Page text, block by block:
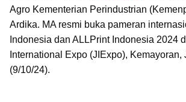
Agro Kementerian Perindustrian
Ardika. MA resmi buka pameran
Indonesia dan ALLPrint Indonesia 2024
International Expo (JIExpo), Kemayoran,
(9/10/24).